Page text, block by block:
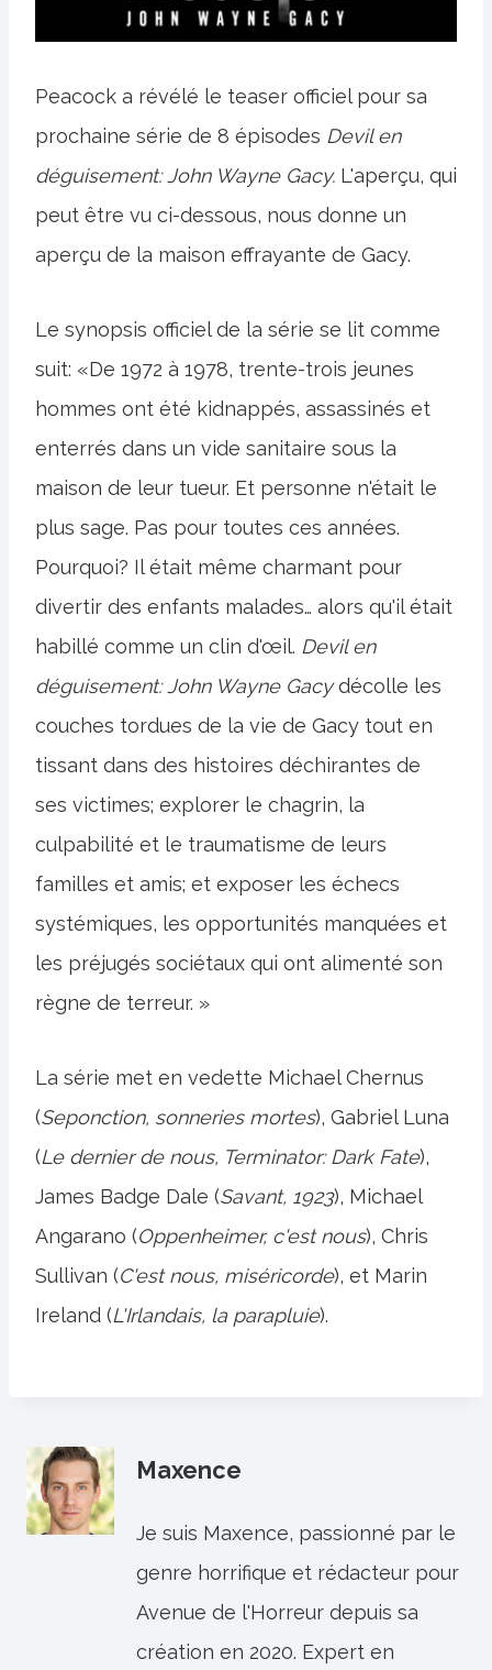
Peacock a révélé le teaser officiel pour sa
prochaine série de 8 épisodes Devil en
déguisement: John Wayne Gacy. L'aperçu, qui
peut être vu ci-dessous, nous donne un
aperçu de la maison effrayante de Gacy.
Le synopsis officiel de la série se lit comme
suit: «De 1972 à 1978, trente-trois jeunes
hommes ont été kidnappés, assassinés et
enterrés dans un vide sanitaire sous la
maison de leur tueur. Et personne n'était le
plus sage. Pas pour toutes ces années.
Pourquoi? Il était même charmant pour
divertir des enfants malades… alors qu'il était
habillé comme un clin d'œil. Devil en
déguisement: John Wayne Gacydécolle les
couches tordues de la vie de Gacy tout en
tissant dans des histoires déchirantes de
ses victimes; explorer le chagrin, la
culpabilité et le traumatisme de leurs
familles et amis; et exposer les échecs
systémiques, les opportunités manquées et
les préjugés sociétaux qui ont alimenté son
règne de terreur. »
La série met en vedette Michael Chernus
(Seponction, sonneries mortes), Gabriel Luna
(Le dernier de nous, Terminator: Dark Fate),
James Badge Dale (Savant, 1923), Michael
Angarano (Oppenheimer, c'est nous), Chris
Sullivan (C'est nous, miséricorde), et Marin
Ireland (L'Irlandais, la parapluie).
Maxence
Je suis Maxence, passionné par le
genre horrifique et rédacteur pour
Avenue de l'Horreur depuis sa
création en 2020. Expert en